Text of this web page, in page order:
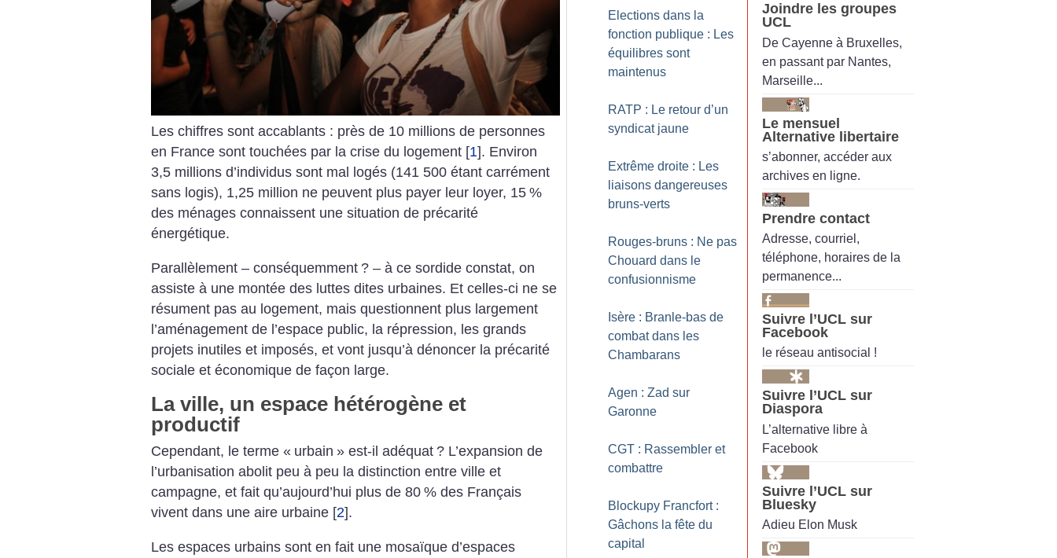
Les chiffres sont accablants : près de 10 millions de personnes
en France sont touchées par la crise du logement [1]. Environ
3,5 millions d’individus sont mal logés (141 500 étant carrément
sans logis), 1,25 million ne peuvent plus payer leur loyer, 15 %
des ménages connaissent une situation de précarité
énergétique.
Parallèlement – conséquemment ? – à ce sordide constat, on
assiste à une montée des luttes dites urbaines. Et celles-ci ne se
résument pas au logement, mais questionnent plus largement
l’aménagement de l’espace public, la répression, les grands
projets inutiles et imposés, et vont jusqu’à dénoncer la précarité
sociale et économique de façon large.
La ville, un espace hétérogène et
productif
Cependant, le terme « urbain » est-il adéquat ? L’expansion de
l’urbanisation abolit peu à peu la distinction entre ville et
campagne, et fait qu’aujourd’hui plus de 80 % des Français
vivent dans une aire urbaine [2].
Les espaces urbains sont en fait une mosaïque d’espaces
Elections dans la
fonction publique : Les
équilibres sont
maintenus
RATP : Le retour d’un
syndicat jaune
Extrême droite : Les
liaisons dangereuses
bruns-verts
Rouges-bruns : Ne pas
Chouard dans le
confusionnisme
Isère : Branle-bas de
combat dans les
Chambarans
Agen : Zad sur
Garonne
CGT : Rassembler et
combattre
Blockupy Francfort :
Gâchons la fête du
capital
Joindre les groupes
UCL
De Cayenne à Bruxelles,
en passant par Nantes,
Marseille...
Le mensuel
Alternative libertaire
s’abonner, accéder aux
archives en ligne.
Prendre contact
Adresse, courriel,
téléphone, horaires de la
permanence...
Suivre l’UCL sur
Facebook
le réseau antisocial !
Suivre l’UCL sur
Diaspora
L’alternative libre à
Facebook
Suivre l’UCL sur
Bluesky
Adieu Elon Musk